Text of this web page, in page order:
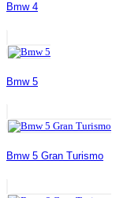
Bmw 4
Bmw 5
Bmw 5 Gran Turismo